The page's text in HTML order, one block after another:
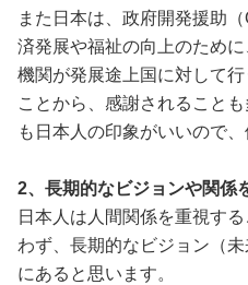
また日本は、政府開発援助
済発展や福祉の向上のため
機関が発展途上国に対して
ことから、感謝されること
も日本人の印象がいいので
2、長期的なビジョンや関係
日本人は人間関係を重視す
わず、長期的なビジョン（
にあると思います。